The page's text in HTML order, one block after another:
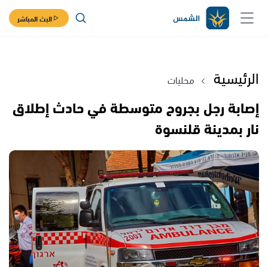
البث المباشر
الرئيسية محليات
إصابة رجل بجروح متوسطة في حادث إطلاق
نار بمدينة قلنسوة